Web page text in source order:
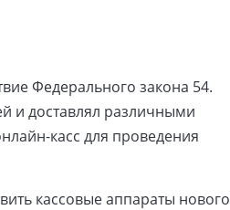
Федерального закона 54.
и доставлял различными
касс для проведения
кассовые аппараты нового